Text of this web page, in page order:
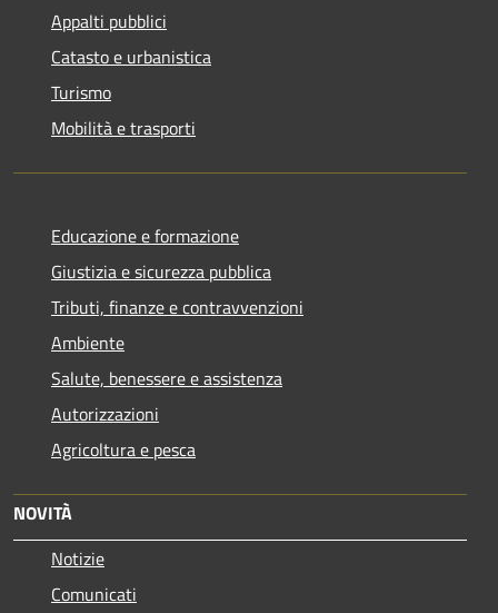
Appalti pubblici
Catasto e urbanistica
Turismo
Mobilità e trasporti
Educazione e formazione
Giustizia e sicurezza pubblica
Tributi, finanze e contravvenzioni
Ambiente
Salute, benessere e assistenza
Autorizzazioni
Agricoltura e pesca
NOVITÀ
Notizie
Comunicati